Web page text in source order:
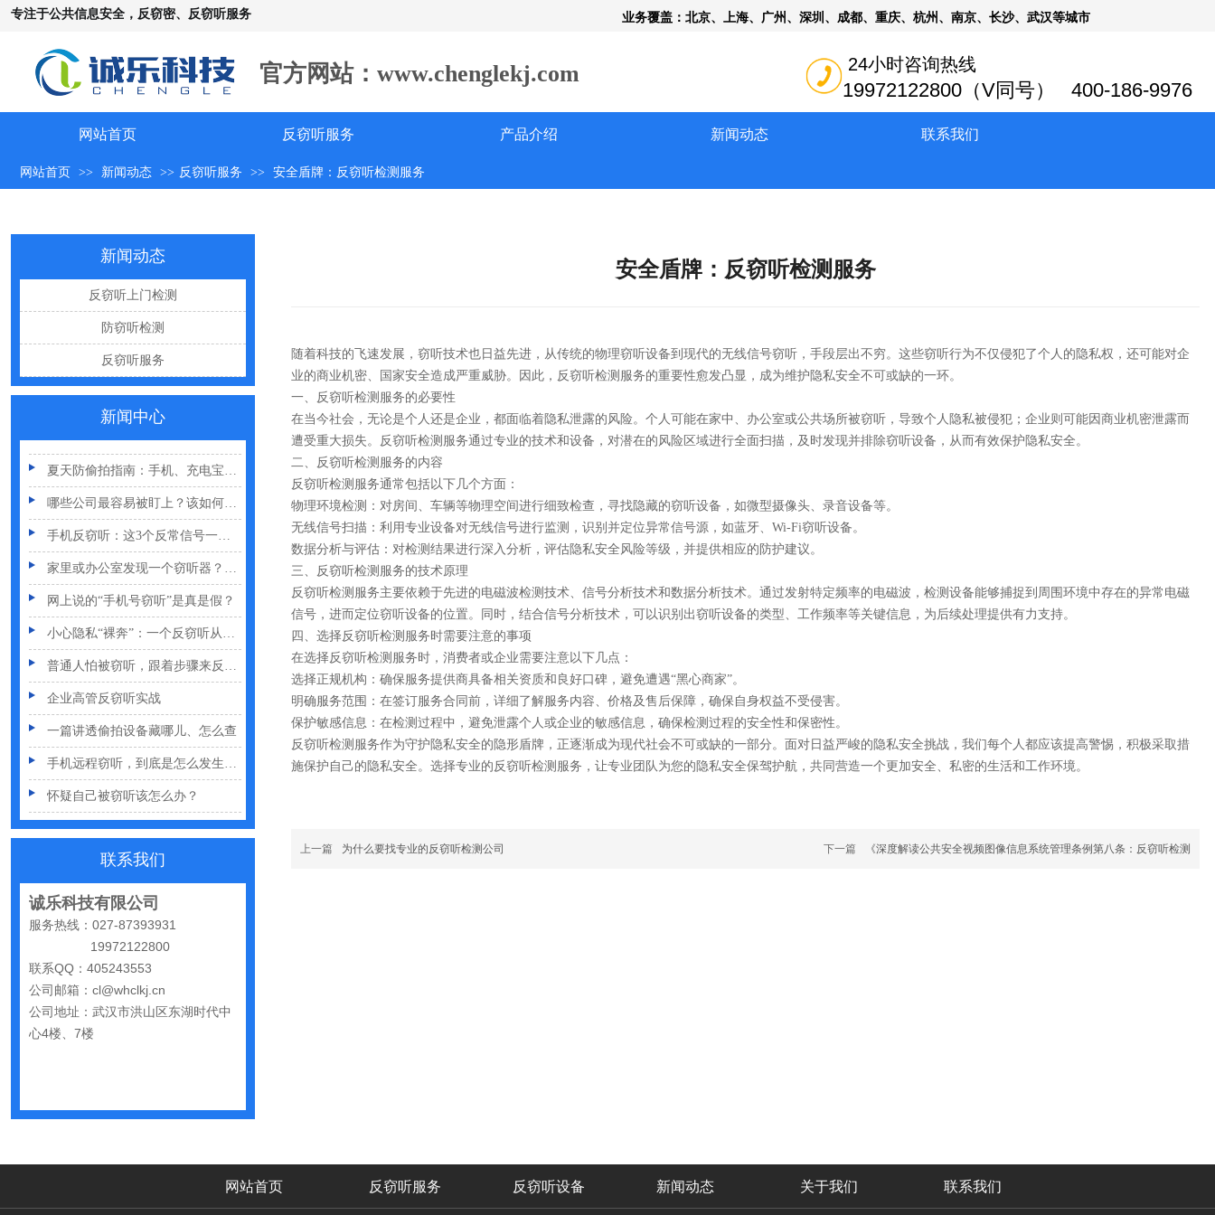
24小时咨询热线
19972122800（V同号） 400-186-9976
业务覆盖：北京、上海、广州、深圳、成都、重庆、杭州、南京、长沙、武汉等城市
专注于公共信息安全，反窃密、反窃听服务
官方网站：www.chenglekj.com
网站首页 反窃听服务 产品介绍 新闻动态 联系我们
网站首页 >> 新闻动态 >> 反窃听服务 >> 安全盾牌：反窃听检测服务
新闻动态
反窃听上门检测
防窃听检测
反窃听服务
新闻中心
怀疑自己被窃听该怎么办？
反窃听中有哪些常见的误区
网购“反窃听神器”为何总翻车？
反窃听检测的用处
办公室哪些东西暗藏窃密风险
GPS定位器防追踪指南：从原理到排查一次讲清
夏天防偷拍指南：手机、充电宝都能改装
哪些公司最容易被盯上？该如何反窃听
手机反窃听：这3个反常信号一定要关注
家里或办公室发现一个窃听器？别大意
网上说的“手机号窃听”是真是假？
小心隐私“裸奔”：一个反窃听从业者的血泪提醒
普通人怕被窃听，跟着步骤来反窃听
企业高管反窃听实战
一篇讲透偷拍设备藏哪儿、怎么查
手机远程窃听，到底是怎么发生的？
怀疑自己被窃听该怎么办？
反窃听中有哪些常见的误区
出门在外，你还敢随手连WiFi吗
网购“反窃听神器”为何总翻车？
反窃听检测的用处
办公室哪些东西暗藏窃密风险
偷拍黑产屡禁不止：藏匿点、高发场景与实用防拍指南
夏天防偷拍指南：手机、充电宝都能改装
家里或办公室发现一个窃听器？别大意
联系我们
诚乐科技有限公司
服务热线：027-87393931
19972122800
联系QQ：405243553
公司邮箱：cl@whclkj.cn
公司地址：武汉市洪山区东湖时代中
心4楼、7楼
安全盾牌：反窃听检测服务
随着科技的飞速发展，窃听技术也日益先进，从传统的物理窃听设备到现代的无线信号窃听，手段层出不穷。这些窃听行为不仅侵犯了个人的隐私权，还可能对企
业的商业机密、国家安全造成严重威胁。因此，反窃听检测服务的重要性愈发凸显，成为维护隐私安全不可或缺的一环。
一、反窃听检测服务的必要性
在当今社会，无论是个人还是企业，都面临着隐私泄露的风险。个人可能在家中、办公室或公共场所被窃听，导致个人隐私被侵犯；企业则可能因商业机密泄露而
遭受重大损失。反窃听检测服务通过专业的技术和设备，对潜在的风险区域进行全面扫描，及时发现并排除窃听设备，从而有效保护隐私安全。
二、反窃听检测服务的内容
反窃听检测服务通常包括以下几个方面：
物理环境检测：对房间、车辆等物理空间进行细致检查，寻找隐藏的窃听设备，如微型摄像头、录音设备等。
无线信号扫描：利用专业设备对无线信号进行监测，识别并定位异常信号源，如蓝牙、 Wi-Fi窃听设备。
数据分析与评估：对检测结果进行深入分析，评估隐私安全风险等级，并提供相应的防护建议。
三、反窃听检测服务的技术原理
反窃听检测服务主要依赖于先进的电磁波检测技术、信号分析技术和数据分析技术。通过发射特定频率的电磁波，检测设备能够捕捉到周围环境中存在的异常电磁
信号，进而定位窃听设备的位置。同时，结合信号分析技术，可以识别出窃听设备的类型、工作频率等关键信息，为后续处理提供有力支持。
四、选择反窃听检测服务时需要注意的事项
在选择反窃听检测服务时，消费者或企业需要注意以下几点：
选择正规机构：确保服务提供商具备相关资质和良好口碑，避免遭遇“黑心商家”。
明确服务范围：在签订服务合同前，详细了解服务内容、价格及售后保障，确保自身权益不受侵害。
保护敏感信息：在检测过程中，避免泄露个人或企业的敏感信息，确保检测过程的安全性和保密性。
反窃听检测服务作为守护隐私安全的隐形盾牌，正逐渐成为现代社会不可或缺的一部分。面对日益严峻的隐私安全挑战，我们每个人都应该提高警惕，积极采取措
施保护自己的隐私安全。选择专业的反窃听检测服务，让专业团队为您的隐私安全保驾护航，共同营造一个更加安全、私密的生活和工作环境。
上一篇 为什么要找专业的反窃听检测公司 下一篇 《深度解读公共安全视频图像信息系统管理条例第八条：反窃听检测
网站首页 反窃听服务 反窃听设备 新闻动态 关于我们 联系我们